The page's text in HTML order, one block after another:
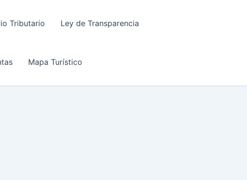
Tributario Ley de Transparencia
Mapa Turístico